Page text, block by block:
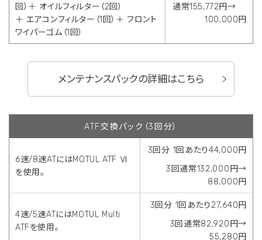
回）＋ オイルフィルター（2回）
＋ エアコンフィルター（1回）＋ フロント
ワイパーゴム（1回）
通常155,772円→
100,000円
メンテナンスパックの詳細はこちら
ATF交換パック（3回分）
6速/8速ATにはMOTUL ATF Ⅵ
を使用。
3回分 1回あたり44,000円
3回通常132,000円→
88,000円
4速/5速ATにはMOTUL Multi
ATFを使用。
3回分 1回あたり27,640円
3回通常82,920円→
55,280円